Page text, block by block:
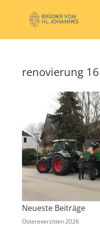
renovierung 16
Neueste Beiträge
Osterexerzitien 2026